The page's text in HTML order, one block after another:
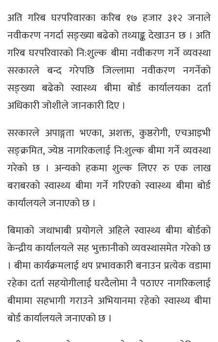
अति गरिब घरपरिवारका करिब १७ हजार ३१२ जनाले
नवीकरण नगर्दा सङ्ख्या बढेको तथ्याङ्क देखाउन छ । अति
गरिब घरपरिवारको नि:शुल्क बीमा नवीकरण गर्ने व्यवस्था
सरकारले बन्द गरेपछि जिल्लामा नवीकरण नगर्नेको
सङ्ख्या बढेको स्वास्थ्य बीमा बोर्ड कार्यालयका दर्ता
अधिकारी जोशीले जानकारी दिए ।
सरकारले अपाङ्गता भएका, अशक्त, कुष्ठरोगी, एचआइभी
सङ्क्रमित, ज्येष्ठ नागरिकलाई नि:शुल्क बीमा गर्ने व्यवस्था
गरेको छ । अन्यको हकमा शुल्क लिएर रु एक लाख
बराबरको स्वास्थ्य बीमा गर्ने गरिएको स्वास्थ्य बीमा बोर्ड
कार्यालयले जनाएको छ ।
बिमाको जथाभाबी प्रयोगले अहिले स्वास्थ्य बीमा बोर्डको
केन्द्रीय कार्यालयले सह भुक्तानीको व्यवस्थासमेत गरेको छ
। बीमा कार्यक्रमलाई थप प्रभावकारी बनाउन प्रत्येक वडामा
रहेका दर्ता सहयोगीलाई घरदैलोमा नै पठाएर नागरिकलाई
बीमामा सहभागी गराउने अभियानमा रहेको स्वास्थ्य बीमा
बोर्ड कार्यालयले जनाएको छ ।